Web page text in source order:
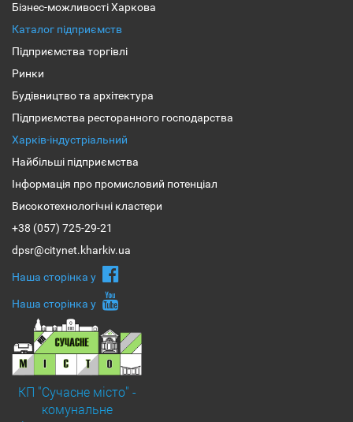
Бізнес-можливості Харкова
Каталог підприємств
Підприємства торгівлі
Ринки
Будівництво та архітектура
Підприємства ресторанного господарства
Харків-індустріальний
Найбільші підприємства
Інформація про промисловий потенціал
Високотехнологічні кластери
+38 (057) 725-29-21
dpsr@citynet.kharkiv.ua
Наша сторiнка у
Наша сторiнка у
КП "Сучасне місто" -
комунальне